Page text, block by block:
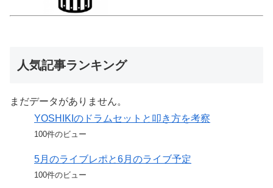
人気記事ランキング
まだデータがありません。
YOSHIKIのドラムセットと叩き方を考察
100件のビュー
5月のライブレポと6月のライブ予定
100件のビュー